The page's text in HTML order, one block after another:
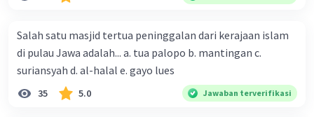
Salah satu masjid tertua peninggalan dari kerajaan islam
di pulau Jawa adalah... a. tua palopo b. mantingan c.
suriansyah d. al-halal e. gayo lues
35 5.0 Jawaban terverifikasi